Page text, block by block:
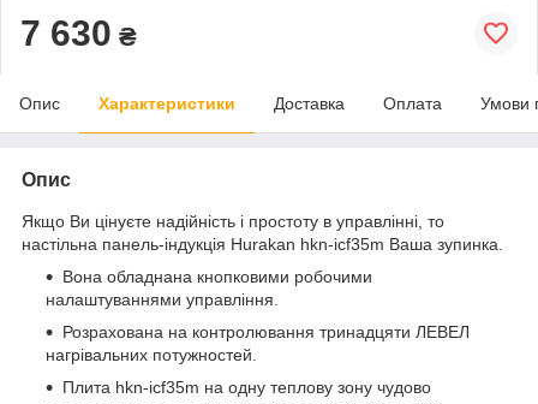
7 630 ₴
Опис Характеристики Доставка Оплата Умови
Опис
Якщо Ви цінуєте надійність і простоту в управлінні, то
настільна панель-індукція Hurakan hkn-icf35m Ваша зупинка.
Вона обладнана кнопковими робочими
налаштуваннями управління.
Розрахована на контролювання тринадцяти ЛЕВЕЛ
нагрівальних потужностей.
Плита hkn-icf35m на одну теплову зону чудово